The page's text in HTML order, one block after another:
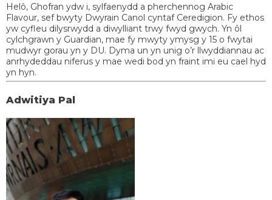
Helô, Ghofran ydw i, sylfaenydd a pherchennog Arabic
Flavour, sef bwyty Dwyrain Canol cyntaf Ceredigion. Fy ethos
yw cyfleu dilysrwydd a diwylliant trwy fwyd gwych. Yn ôl
cylchgrawn y Guardian, mae fy mwyty ymysg y 15 o fwytai
mudwyr gorau yn y DU. Dyma un yn unig o’r llwyddiannau ac
anrhydeddau niferus y mae wedi bod yn fraint imi eu cael hyd
yn hyn.
Adwitiya Pal